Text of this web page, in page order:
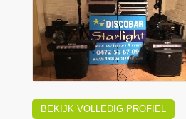
BEKIJK VOLLEDIG PROFIEL